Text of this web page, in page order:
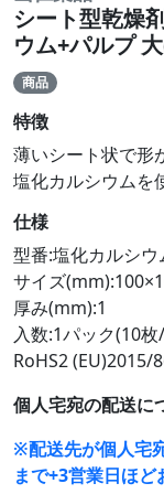
シート型乾燥
ウム+パルプ
商品
特徴
薄いシート状で形
塩化カルシウムを
仕様
型番:塩化カルシウ
サイズ
厚み(mm):1
入数:1パック(10
RoHS2 (EU)2015/
個人宅宛の配送に
※配送先が個人宅
まで+3営業日ほど